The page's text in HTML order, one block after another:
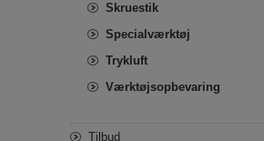
Skruestik
Specialværktøj
Trykluft
Værktøjsopbevaring
Tilbud